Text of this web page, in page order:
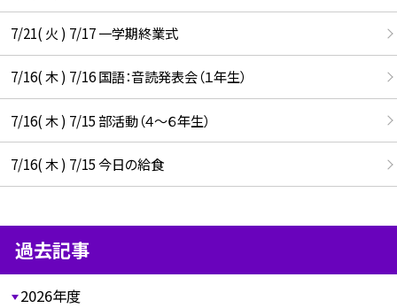
7/21( 火 ) 7/17 一学期終業式
7/16( 木 ) 7/16 国語：音読発表会（１年生）
7/16( 木 ) 7/15 部活動（４～６年生）
7/16( 木 ) 7/15 今日の給食
過去記事
2026年度